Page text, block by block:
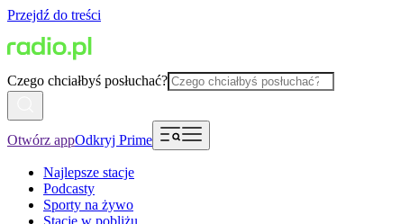
Przejdź do treści
Czego chciałbyś posłuchać?
Otwórz appOdkryj Prime
Najlepsze stacje
Podcasty
Sporty na żywo
Stacje w pobliżu